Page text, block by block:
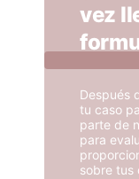
vez
Después
tu caso
parte de
para
sobre tus